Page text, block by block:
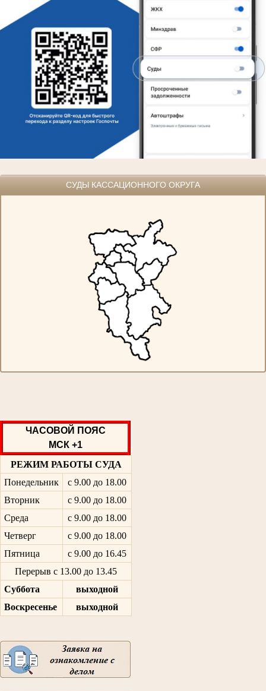
СУДЫ КАССАЦИОННОГО ОКРУГА
ЧАСОВОЙ ПОЯС
МСК +1
РЕЖИМ РАБОТЫ СУДА
Понедельник
с 9.00 до 18.00
Вторник
с 9.00 до 18.00
Среда
с 9.00 до 18.00
Четверг
с 9.00 до 18.00
Пятница
с 9.00 до 16.45
Перерыв с 13.00 до 13.45
Суббота
выходной
Воскресенье
выходной